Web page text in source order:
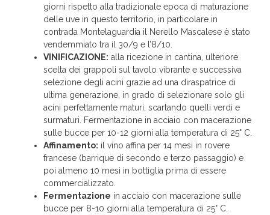
giorni rispetto alla tradizionale epoca di maturazione
delle uve in questo territorio, in particolare in
contrada Montelaguardia il Nerello Mascalese è stato
vendemmiato tra il 30/9 e l’8/10.
VINIFICAZIONE: alla ricezione in cantina, ulteriore
scelta dei grappoli sul tavolo vibrante e successiva
selezione degli acini grazie ad una diraspatrice di
ultima generazione, in grado di selezionare solo gli
acini perfettamente maturi, scartando quelli verdi e
surmaturi. Fermentazione in acciaio con macerazione
sulle bucce per 10-12 giorni alla temperatura di 25° C.
Affinamento: il vino affina per 14 mesi in rovere
francese (barrique di secondo e terzo passaggio) e
poi almeno 10 mesi in bottiglia prima di essere
commercializzato.
Fermentazione in acciaio con macerazione sulle
bucce per 8-10 giorni alla temperatura di 25° C.